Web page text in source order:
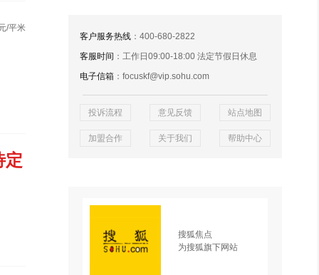
/平米
定
客户服务热线 ：400-680-2822
客服时间 ：工作日09:00-18:00 法定节假日休息
电子信箱 ：focuskf@vip.sohu.com
投诉流程 意见反馈 站点地图
加盟合作 关于我们 帮助中心
搜狐焦点
为搜狐旗下网站